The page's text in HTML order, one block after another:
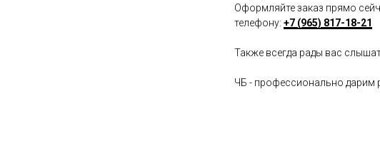
Оформляйте заказ прямо
телефону: +7 (965) 817-18-21
Также всегда рады вас
ЧБ - профессионально дарим